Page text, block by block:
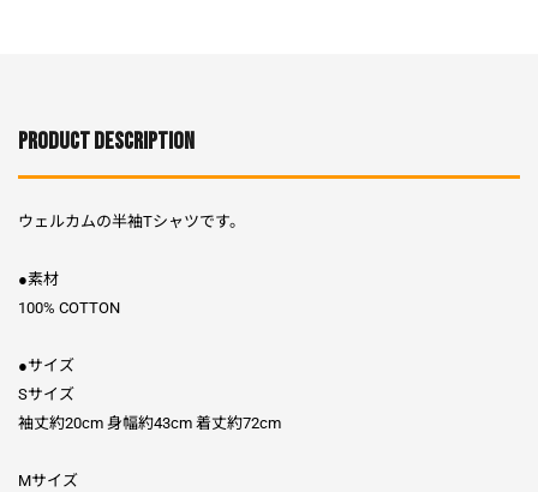
PRODUCT DESCRIPTION
ウェルカムの半袖Tシャツです。
●素材
100% COTTON
●サイズ
Sサイズ
袖丈約20cm 身幅約43cm 着丈約72cm
Mサイズ